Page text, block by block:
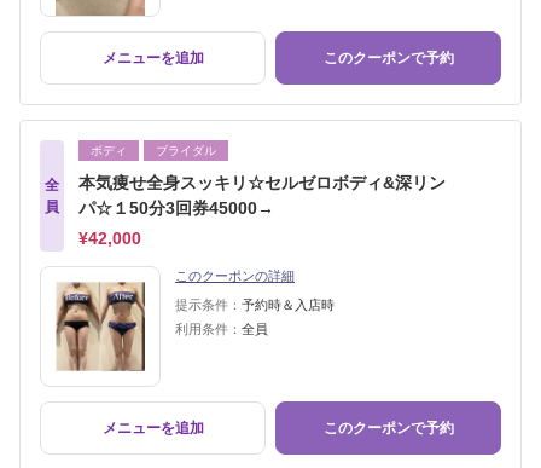
メニューを追加 このクーポンで予約
全
員
ボディ ブライダル
本気痩せ全身スッキリ☆セルゼロボディ&深リン
パ☆１50分3回券45000→
¥42,000
このクーポンの詳細
提示条件： 予約時＆入店時
利用条件： 全員
メニューを追加 このクーポンで予約